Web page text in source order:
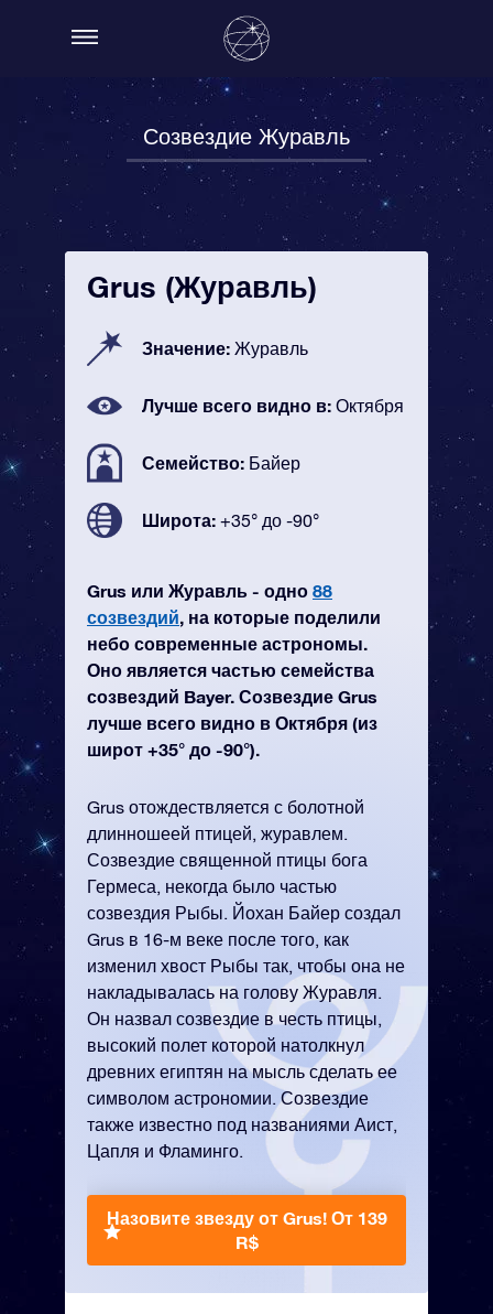
Созвездие Журавль
Grus (Журавль)
Значение: Журавль
Лучше всего видно в: Октября
Семейство: Байер
Широта: +35° до -90°
Grus или Журавль - одно 88
созвездий, на которые поделили
небо современные астрономы.
Оно является частью семейства
созвездий Bayer. Созвездие Grus
лучше всего видно в Октября (из
широт +35° до -90°).
Grus отождествляется с болотной
длинношеей птицей, журавлем.
Созвездие священной птицы бога
Гермеса, некогда было частью
созвездия Рыбы. Йохан Байер создал
Grus в 16-м веке после того, как
изменил хвост Рыбы так, чтобы она не
накладывалась на голову Журавля.
Он назвал созвездие в честь птицы,
высокий полет которой натолкнул
древних египтян на мысль сделать ее
символом астрономии. Созвездие
также известно под названиями Аист,
Цапля и Фламинго.
Назовите звезду от Grus! От 139
R$